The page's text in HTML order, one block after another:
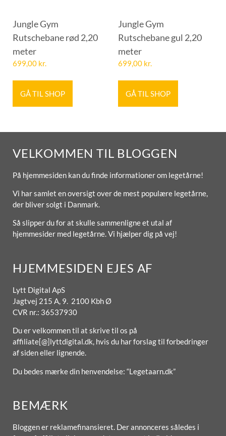
Jungle Gym
Rutschebane rød 2,20
meter
699,00 kr.
GÅ TIL SHOP
Jungle Gym
Rutschebane gul 2,20
meter
699,00 kr.
GÅ TIL SHOP
VELKOMMEN TIL BLOGGEN
På hjemmesiden kan du finde informationer om legetårne!
Vi har samlet en oversigt over de mest populære legetårne,
der bliver solgt i Danmark.
Så slipper du for at skulle sammenligne et utal af
hjemmesider med legetårne. Vi hjælper dig på vej!
HJEMMESIDEN EJES AF
Lytt Digital ApS
Jagtvej 215 A, 9. 2100 Kbh Ø
CVR nr.: 36537930
Du er velkommen til at skrive til os på
affiliate[@]lyttdigital.dk, hvis du har forslag til forbedringer
af siden eller lignende.
Du bedes mærke din henvendelse: “Legetaarn.dk”
BEMÆRK
Bloggen er reklamefinansieret. Der annonceres således i